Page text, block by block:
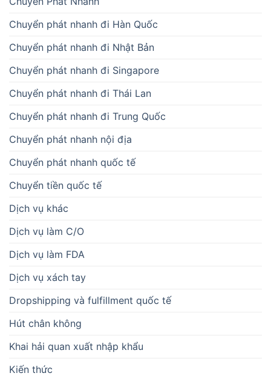
Chuyển phát nhanh đi Hàn Quốc
Chuyển phát nhanh đi Nhật Bản
Chuyển phát nhanh đi Singapore
Chuyển phát nhanh đi Thái Lan
Chuyển phát nhanh đi Trung Quốc
Chuyển phát nhanh nội địa
Chuyển phát nhanh quốc tế
Chuyển tiền quốc tế
Dịch vụ khác
Dịch vụ làm C/O
Dịch vụ làm FDA
Dịch vụ xách tay
Dropshipping và fulfillment quốc tế
Hút chân không
Khai hải quan xuất nhập khẩu
Kiến thức